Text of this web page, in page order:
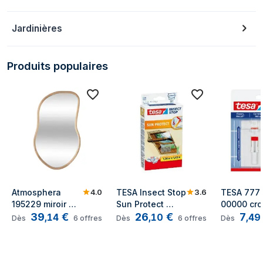
Jardinières
Produits populaires
Atmosphera
195229 miroir
mural
4.0
Dès 39,14 € 6 offres
TESA Insect Stop
Sun Protect
moustiquaire
3.6
Dès 26,10 € 6 offres
TESA
00000
pour
Dès 7,49